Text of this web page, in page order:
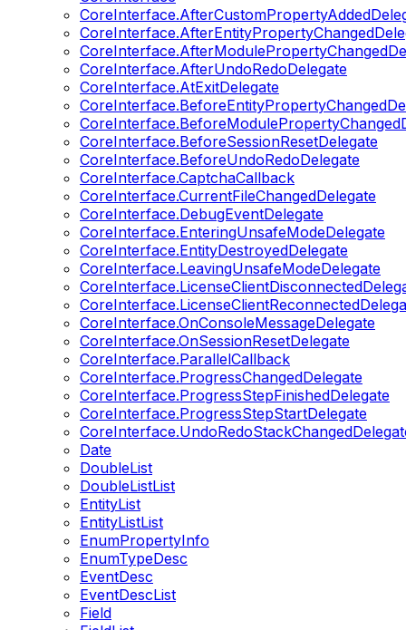
CoreInterface.AfterUndoRedoDelegate
CoreInterface.AtExitDelegate
CoreInterface.BeforeSessionResetDelegate
CoreInterface.BeforeUndoRedoDelegate
CoreInterface.CaptchaCallback
CoreInterface.CurrentFileChangedDelegate
CoreInterface.DebugEventDelegate
CoreInterface.EnteringUnsafeModeDelegate
CoreInterface.EntityDestroyedDelegate
CoreInterface.LeavingUnsafeModeDelegate
CoreInterface.OnConsoleMessageDelegate
CoreInterface.OnSessionResetDelegate
CoreInterface.ParallelCallback
CoreInterface.ProgressChangedDelegate
CoreInterface.ProgressStepFinishedDelegate
CoreInterface.ProgressStepStartDelegate
Date
DoubleList
DoubleListList
EntityList
EntityListList
EnumPropertyInfo
EnumTypeDesc
EventDesc
EventDescList
Field